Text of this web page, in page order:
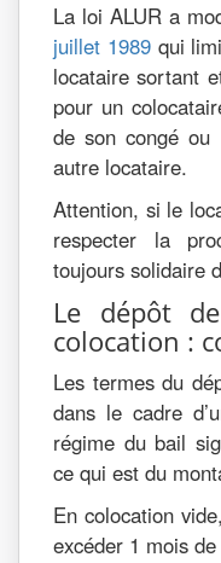
La loi ALUR a
juillet 1989qui
locataire sortant
pour un
de son congé ou
autre locataire.
Attention, si le
respecter la
toujours solidaire
Le dépôt
colocation :
Les termes du
dans le cadre
régime du bail
ce qui est du
En colocation
excéder 1 mois